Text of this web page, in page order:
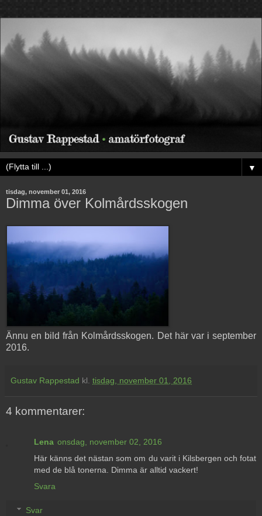
▼
tisdag, november 01, 2016
Dimma över Kolmårdsskogen
Ännu en bild från Kolmårdsskogen. Det här var i september
2016.
Gustav Rappestad kl. tisdag, november 01, 2016
4 kommentarer:
Lena onsdag, november 02, 2016
Här känns det nästan som om du varit i Kilsbergen och fotat
med de blå tonerna. Dimma är alltid vackert!
Svara
Svar